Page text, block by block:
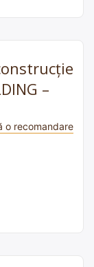
–
o recomandare